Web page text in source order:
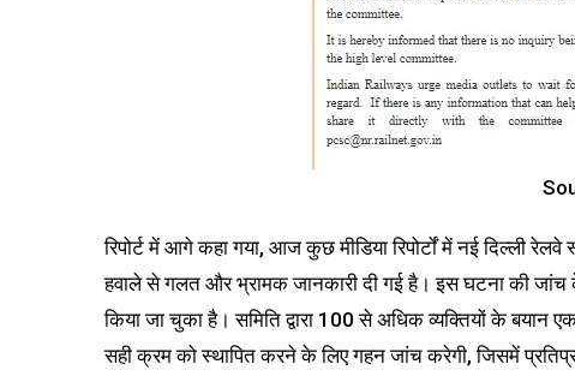
रिपोर्ट में आगे कहा गया, आज कुछ मीडिया रिपोर्टों में नई दिल्ली
हवाले से गलत और भ्रामक जानकारी दी गई है। इस घटना की जांच के
किया जा चुका है। समिति द्वारा 100 से अधिक व्यक्तियों के बयान
सही क्रम को स्थापित करने के लिए गहन जांच करेगी, जिसमें